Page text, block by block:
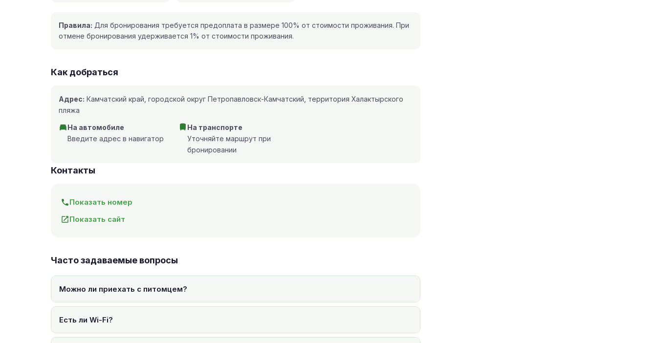
Правила: Для бронирования требуется предоплата в размере 100% от стоимости проживания. При
отмене бронирования удерживается 1% от стоимости проживания.
Как добраться
Адрес: Камчатский край, городской округ Петропавловск-Камчатский, территория Халактырского
пляжа
На автомобиле
Введите адрес в навигатор
На транспорте
Уточняйте маршрут при
бронировании
Контакты
Показать номер
Показать сайт
Часто задаваемые вопросы
Можно ли приехать с питомцем?
Есть ли Wi-Fi?